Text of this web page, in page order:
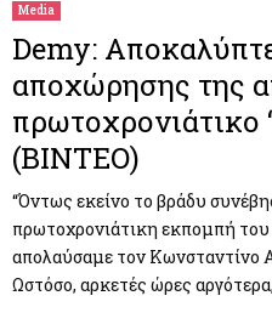
Media
Demy:
αποχώρησης της
πρωτοχρονιάτικο
(ΒΙΝΤΕΟ)
“Όντως εκείνο το βράδυ
πρωτοχρονιάτικη εκπομπή
απολαύσαμε τον Κωνσταντίνο
Ωστόσο, αρκετές ώρες αργότερα,